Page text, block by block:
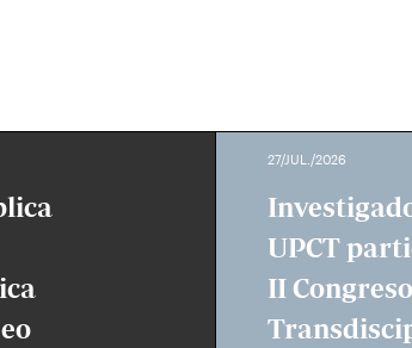
27/JUL./2026
UPCT
II Congreso